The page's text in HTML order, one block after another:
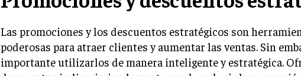
Las promociones y los descuentos estratégicos son
poderosas para atraer clientes y aumentar las ventas. Sin
importante utilizarlos de manera inteligente y estratégica.